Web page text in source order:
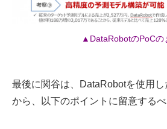
▲DataRobotのPoCの
最後に関谷は、DataRobotを使用
から、以下のポイントに留意するべ